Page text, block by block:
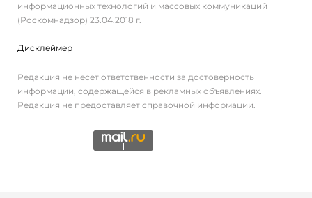
информационных технологий и массовых коммуникаций
(Роскомнадзор) 23.04.2018 г.
Дисклеймер
Редакция не несет ответственности за достоверность
информации, содержащейся в рекламных объявлениях.
Редакция не предоставляет справочной информации.